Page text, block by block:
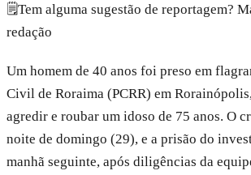
🗒️Tem alguma sugestão de reportagem?
redação
Um homem de 40 anos foi preso em
Civil de Roraima (PCRR) em
agredir e roubar um idoso de 75 anos. O
noite de domingo (29), e a prisão do
manhã seguinte, após diligências da